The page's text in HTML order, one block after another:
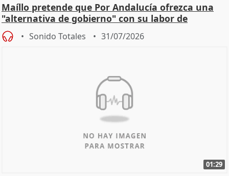
Maíllo pretende que Por Andalucía ofrezca una
"alternativa de gobierno" con su labor de
oposición
Sonido Totales 31/07/2026
01:29